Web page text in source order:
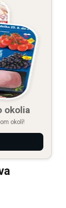
okolia
okolí!